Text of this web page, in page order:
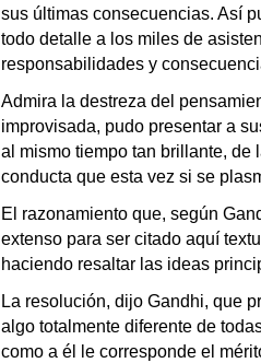
sus últimas consecuencias. Así
todo detalle a los miles de
responsabilidades y
Admira la destreza del
improvisada, pudo presentar a
al mismo tiempo tan brillante, de
conducta que esta vez si se
El razonamiento que, según
extenso para ser citado aquí
haciendo resaltar las ideas
La resolución, dijo Gandhi, que
algo totalmente diferente de
como a él le corresponde el